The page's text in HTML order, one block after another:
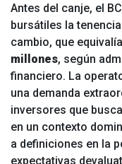
Antes del canje, el
bursátiles la
cambio, que
millones, según
financiero. La
una demanda
inversores que
en un contexto
a definiciones en la
expectativas